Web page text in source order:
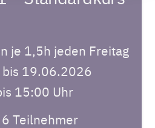
je 1,5h jeden Freitag
19.06.2026
15:00 Uhr
Teilnehmer